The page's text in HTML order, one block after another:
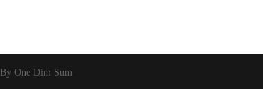
By One Dim Sum